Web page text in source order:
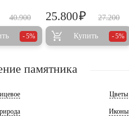
40.900
5%
27.200
25.800₽
Купить 5%
памятника
Цветы
Иконы